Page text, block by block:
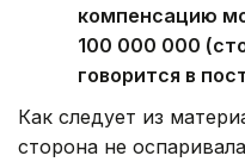
компенсацию
100 000 000
говорится в
Как следует из
сторона не